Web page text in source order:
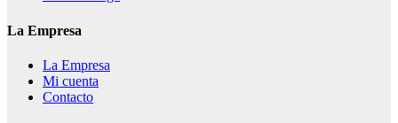
La Empresa
La Empresa
Mi cuenta
Contacto